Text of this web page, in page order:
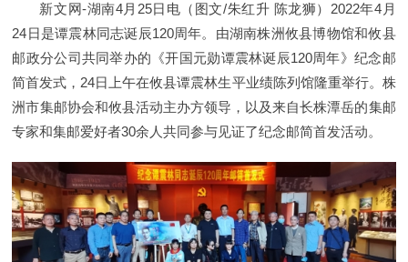
新文网-湖南4月25日电（图文/朱红升 陈龙狮）2022年4月
24日是谭震林同志诞辰120周年。由湖南株洲攸县博物馆和攸县
邮政分公司共同举办的《开国元勋谭震林诞辰120周年》纪念邮
简首发式，24日上午在攸县谭震林生平业绩陈列馆隆重举行。株
洲市集邮协会和攸县活动主办方领导，以及来自长株潭岳的集邮
专家和集邮爱好者30余人共同参与见证了纪念邮简首发活动。